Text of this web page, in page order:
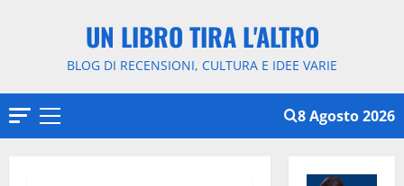
UN LIBRO TIRA L'ALTRO
BLOG DI RECENSIONI, CULTURA E IDEE VARIE
Menu
8 Agosto 2026